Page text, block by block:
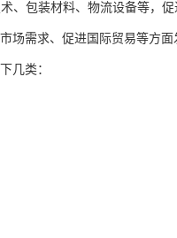
、包装材料、物流设备等，促
场需求、促进国际贸易等方面
几类：